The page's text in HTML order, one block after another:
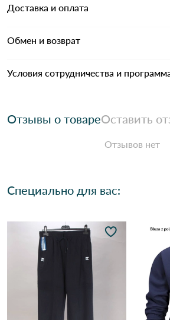
Доставка и оплата
Обмен и возврат
Условия сотрудничества и
Отзывы о товареОставить
Отзывов нет
Специально для вас: